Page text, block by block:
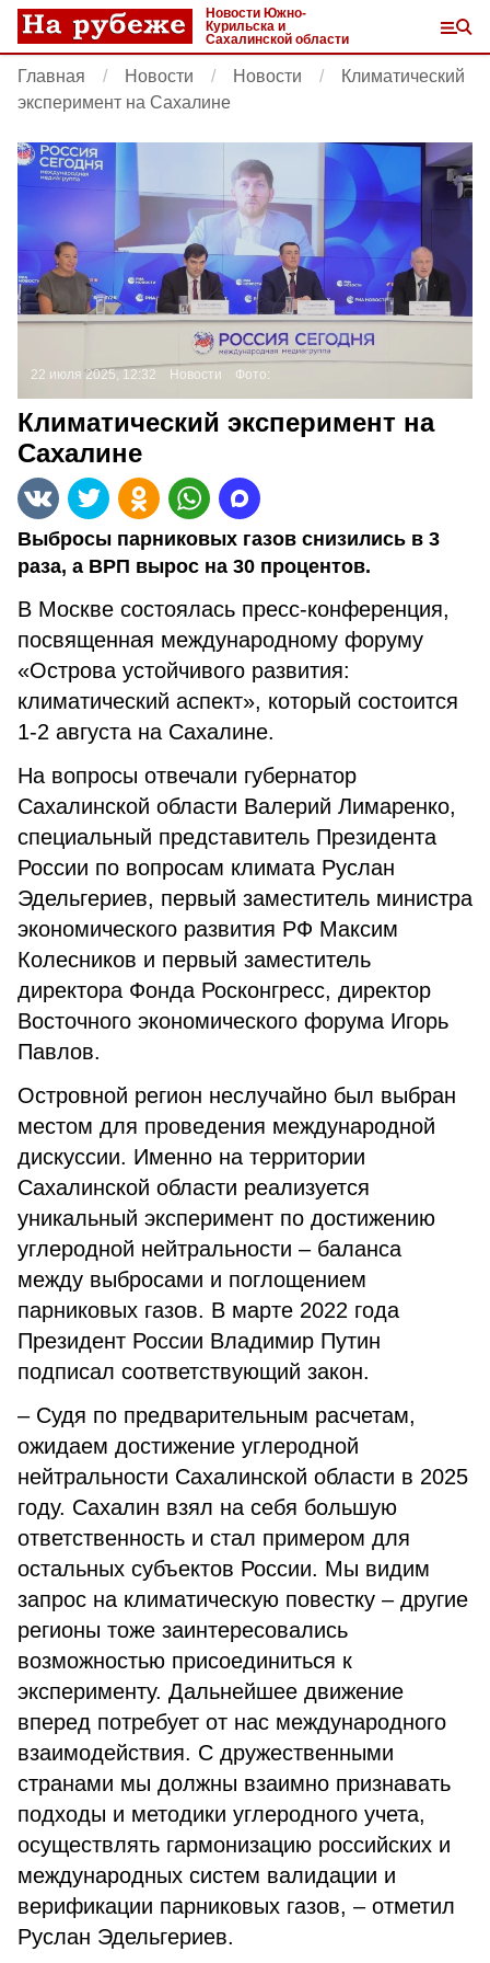
Новости Южно-
Курильска и
Сахалинской области
Главная Новости Новости
Климатический
эксперимент на Сахалине
22 июля 2025, 12:32 Новости Фото:
Климатический эксперимент на
Сахалине
Выбросы парниковых газов снизились в 3
раза, а ВРП вырос на 30 процентов.
В Москве состоялась пресс-конференция,
посвященная международному форуму
«Острова устойчивого развития:
климатический аспект», который состоится
1-2 августа на Сахалине.
На вопросы отвечали губернатор
Сахалинской области Валерий Лимаренко,
специальный представитель Президента
России по вопросам климата Руслан
Эдельгериев, первый заместитель министра
экономического развития РФ Максим
Колесников и первый заместитель
директора Фонда Росконгресс, директор
Восточного экономического форума Игорь
Павлов.
Островной регион неслучайно был выбран
местом для проведения международной
дискуссии. Именно на территории
Сахалинской области реализуется
уникальный эксперимент по достижению
углеродной нейтральности – баланса
между выбросами и поглощением
парниковых газов. В марте 2022 года
Президент России Владимир Путин
подписал соответствующий закон.
– Судя по предварительным расчетам,
ожидаем достижение углеродной
нейтральности Сахалинской области в 2025
году. Сахалин взял на себя большую
ответственность и стал примером для
остальных субъектов России. Мы видим
запрос на климатическую повестку – другие
регионы тоже заинтересовались
возможностью присоединиться к
эксперименту. Дальнейшее движение
вперед потребует от нас международного
взаимодействия. С дружественными
странами мы должны взаимно признавать
подходы и методики углеродного учета,
осуществлять гармонизацию российских и
международных систем валидации и
верификации парниковых газов, – отметил
Руслан Эдельгериев.